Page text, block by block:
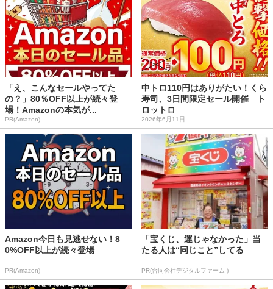
「え、こんなセールやってた
の？」80％OFF以上が続々登
場！Amazonの本気が...
PR(Amazon)
中トロ110円はありがたい！くら
寿司、3日間限定セール開催 ト
ロットロ
2026年6月11日
Amazon今日も見逃せない！8
0%OFF以上が続々登場
PR(Amazon)
「宝くじ、運じゃなかった」当
たる人は“同じこと”してる
PR(合同会社デジタルファーム )